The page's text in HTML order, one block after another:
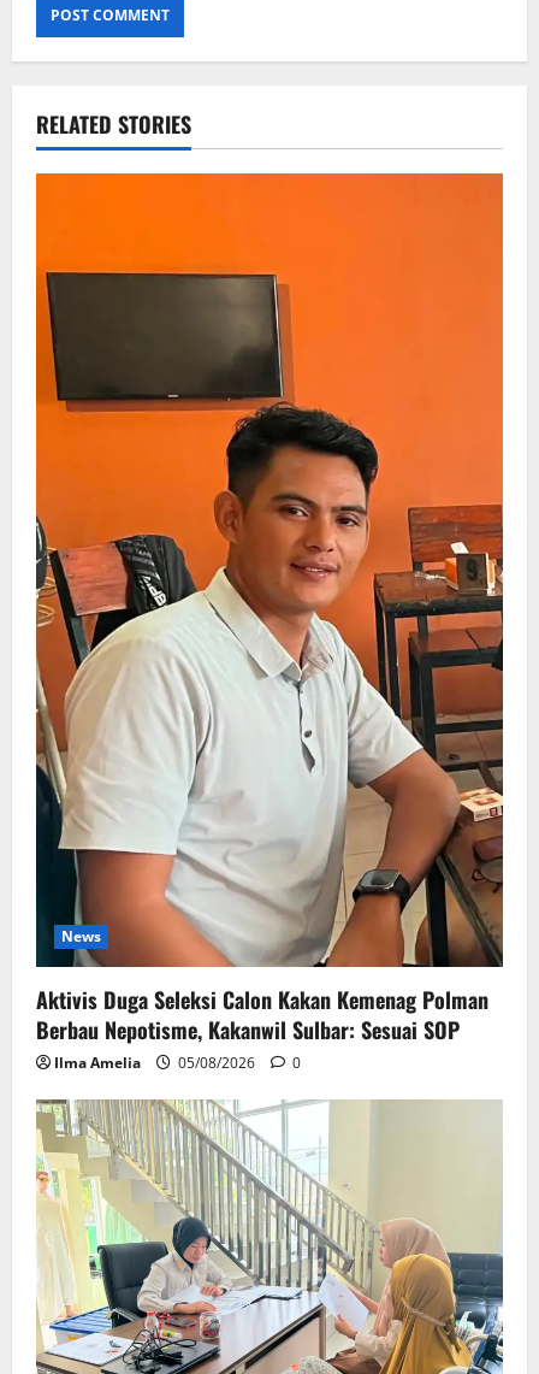
RELATED STORIES
News
Aktivis Duga Seleksi Calon Kakan Kemenag Polman
Berbau Nepotisme, Kakanwil Sulbar: Sesuai SOP
Ilma Amelia 05/08/2026 0